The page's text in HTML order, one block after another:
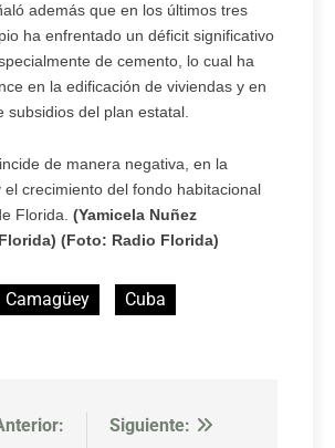
además que en los últimos tres
ha enfrentado un déficit significativo
de cemento, lo cual ha
en la edificación de viviendas y en
subsidios del plan estatal.
de manera negativa, en la
el crecimiento del fondo habitacional
Florida. (Yamicela Nuñez
(Foto: Radio Florida)
Camagüey
Cuba
Siguiente: